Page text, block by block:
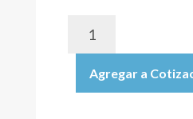
PH
Agregar a